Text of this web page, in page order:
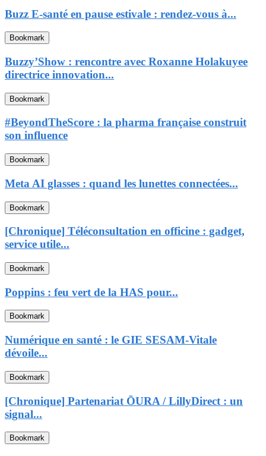
Buzz E-santé en pause estivale : rendez-vous à...
Bookmark
Buzzy’Show : rencontre avec Roxanne Holakuyee
directrice innovation...
Bookmark
#BeyondTheScore : la pharma française construit
son influence
Bookmark
Meta AI glasses : quand les lunettes connectées...
Bookmark
[Chronique] Téléconsultation en officine : gadget,
service utile...
Bookmark
Poppins : feu vert de la HAS pour...
Bookmark
Numérique en santé : le GIE SESAM-Vitale
dévoile...
Bookmark
[Chronique] Partenariat ŌURA / LillyDirect : un
signal...
Bookmark